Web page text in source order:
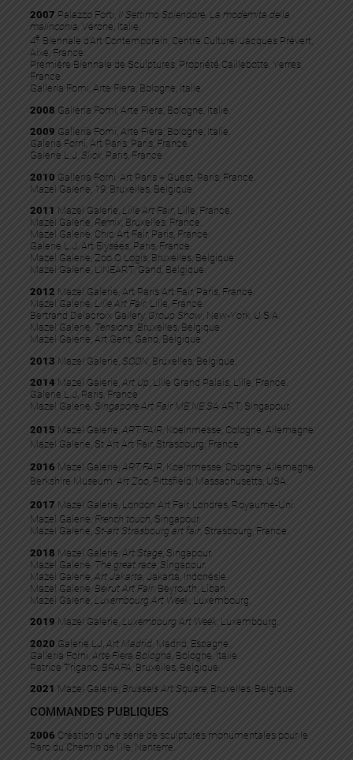
2007 Palazzo Forti, II Settimo Splendore. La modemita della
malinconia, Vérone, Italie.
4e Biennale d’Art Contemporain, Centre Culturel Jacques Prévert,
Aixe, France.
Première Biennale de Sculptures, Propriété Caillebotte, Yerres,
France.
Galleria Fomi, Arte Fiera, Bologne, Italie.
2008 Galleria Fomi, Arte Fiera, Bologne, Italie.
2009 Galleria Fomi, Arte Fiera, Bologne, Italie.
Galeria Forni, Art Paris, Paris, France.
Galerie L.J, Slick, Paris, France.
2010 Galleria Forni, Art Paris + Guest, Paris, France.
Mazel Galerie, 19 , Bruxelles, Belgique.
2011 Mazel Galerie, Lille Art Fair, Lille, France.
Mazel Galerie, Remix, Bruxelles, France.
Mazel Galerie, Chic Art Fair, Paris, France.
Galerie L.J, Art Elysées, Paris, France.
Mazel Galerie, Zoo O Logis, Bruxelles, Belgique.
Mazel Galerie, LINEART, Gand, Belgique.
2012 Mazel Galerie, Art Paris Art Fair, Paris, France.
Mazel Galerie, Lille Art Fair , Lille, France.
Bertrand Delacroix Gallery, Group Show , New-York, U.S.A.
Mazel Galerie, Tensions , Bruxelles, Belgique.
Mazel Galerie, Art Gent, Gand, Belgique.
2013 Mazel Galerie, SOON , Bruxelles, Belgique.
2014 Mazel Galerie, Art Up , Lille Grand Palais, Lille, France.
Galerie L.J, Paris, France
Mazel Galerie, Singapore Art Fair ME.NE.SA ART, Singapour.
2015 Mazel Galerie, ART.FAIR , Koelnmesse, Cologne, Allemagne.
Mazel Galerie, St.Art Art Fair, Strasbourg, France.
2016 Mazel Galerie, ART.FAIR, Koelnmesse, Cologne, Allemagne.
Berkshire Museum, Art Zoo, Pittsfield, Massachusetts, USA.
2017 Mazel Galerie, London Art Fair, Londres, Royaume-Uni.
Mazel Galerie, French touch , Singapour.
Mazel Galerie, St-art Strasbourg art fair, Strasbourg, France.
2018 Mazel Galerie, Art Stage , Singapour.
Mazel Galerie, The great race , Singapour.
Mazel Galerie, Art Jakarta , Jakarta, Indonésie.
Mazel Galerie, Beirut Art Fair, Beyrouth, Liban.
Mazel Galerie, Luxembourg Art Week
, Luxembourg.
2019 Mazel Galerie, Luxembourg Art Week , Luxembourg.
2020 Galerie LJ, Art Madrid , Madrid, Espagne.,
Galleria Forni, Arte Fiera Bologna , Bologne, Italie.
Patrice Trigano, BRAFA , Bruxelles, Belgique.
2021 Mazel Galerie, Brussels Art Square, Bruxelles, Belgique.
COMMANDES PUBLIQUES
2006 Création d’une série de sculptures monumentales pour le
Parc du Chemin de l’Ile, Nanterre.